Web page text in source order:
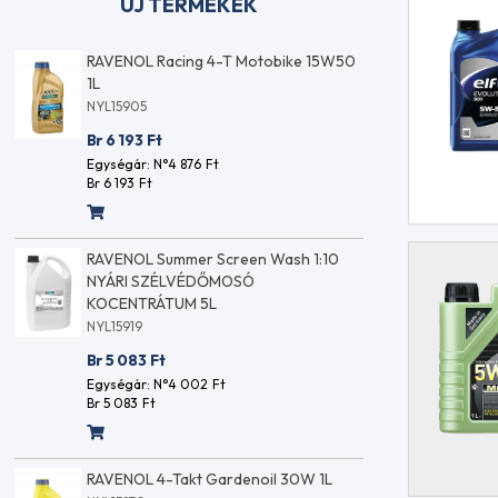
FUCHS TITAN ATF 9034 20L
NYL17399
Br 82 901
Egységár: N°3 264
Br 4 146 Ft
RAVENOL FORKOIL Very Heavy 20W 1L
NYL15881
Br 3 692 Ft
Br 3 692
RAVENOL Pressure Washing
Concentrate MAGASNYOMÁSÚ MOSÓ
KONCENTRÁTUM 1L
NYL15897
NYL15905
Br 6 193